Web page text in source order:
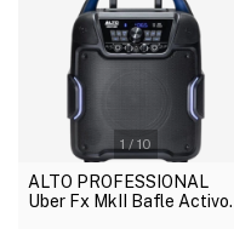
1 / 10
ALTO PROFESSIONAL
Uber Fx MkII Bafle Activo